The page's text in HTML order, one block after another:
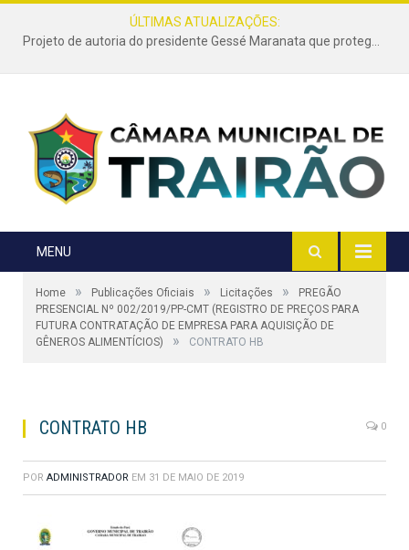
ÚLTIMAS ATUALIZAÇÕES:
Projeto de autoria do presidente Gessé Maranata que protege as estradas vicinais de Trairão é transformado em lei
MENU
Home » Publicações Oficiais » Licitações »
PREGÃO
PRESENCIAL Nº 002/2019/PP-CMT (REGISTRO DE PREÇOS PARA
FUTURA CONTRATAÇÃO DE EMPRESA PARA AQUISIÇÃO DE
GÊNEROS ALIMENTÍCIOS)
» CONTRATO HB
CONTRATO HB 0
POR ADMINISTRADOR EM 31 DE MAIO DE 2019